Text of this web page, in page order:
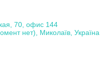
70, офис 144
нет), Миколаїв, Україна